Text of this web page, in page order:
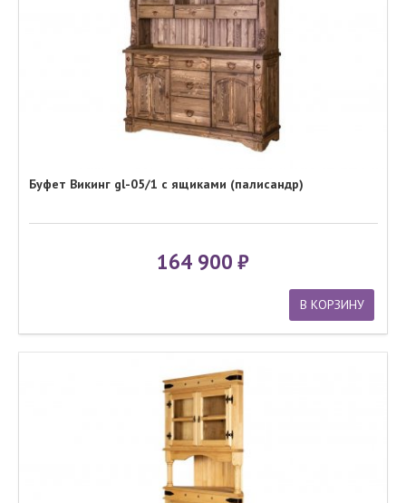
Буфет Викинг gl-05/1 с ящиками (палисандр)
164 900
В КОРЗИНУ